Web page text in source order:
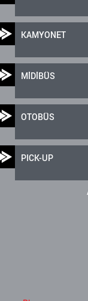
KAMYONET
MİDİBÜS
OTOBÜS
PICK-UP